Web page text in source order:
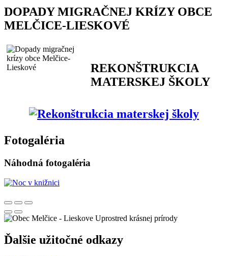
DOPADY MIGRAČNEJ KRÍZY OBCE
MELČICE-LIESKOVÉ
REKONŠTRUKCIA
MATERSKEJ ŠKOLY
Fotogaléria
Náhodná fotogaléria
Uprostred krásnej prírody
Ďalšie užitočné odkazy